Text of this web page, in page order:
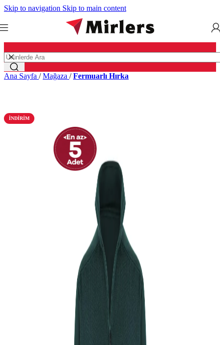
Skip to navigation Skip to main content
Ana Sayfa / Mağaza / Fermuarlı Hırka
İNDIRIM